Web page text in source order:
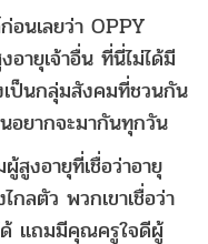
นเลยว่า OPPY
ายุเจ้าอื่น ที่นี่ไม่ได้มี
เป็นกลุ่มสังคมที่ชวนกัน
อยากจะมากันทุกวัน
สูงอายุที่เชื่อว่าอายุ
กลตัว พวกเขาเชื่อว่า
ด้ แถมมีคุณครูใจดีผู้